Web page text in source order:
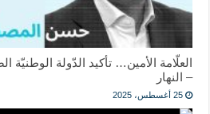
العلّامة الأمين… تأكيد الدّولة
– النهار
25 أغسطس، 2025